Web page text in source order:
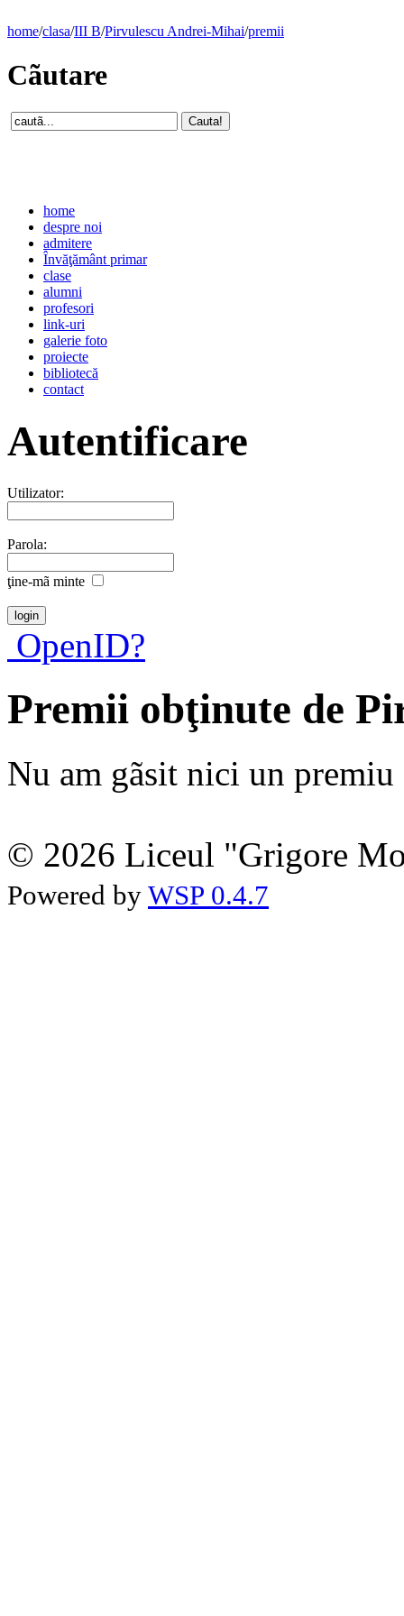
home/clasa/III B/Pirvulescu Andrei-Mihai/premii
Cãutare
home
despre noi
admitere
Învăţământ primar
clase
alumni
profesori
link-uri
galerie foto
proiecte
bibliotecă
contact
Autentificare
Utilizator:
Parola:
ţine-mã minte
OpenID?
Premii obţinute de
Nu am gãsit nici un premiu
© 2026 Liceul "Grigore
Powered by WSP 0.4.7